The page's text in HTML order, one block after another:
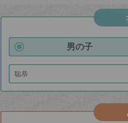
男の子